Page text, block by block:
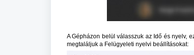
A Gépházon belül válasszuk az Idő és nyelv,
megtaláljuk a Felügyeleti nyelvi beállításokat: